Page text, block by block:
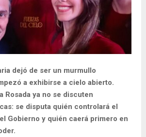
dejó de ser un murmullo
a exhibirse a cielo abierto.
Rosada ya no se discuten
se disputa quién controlará el
Gobierno y quién caerá primero en